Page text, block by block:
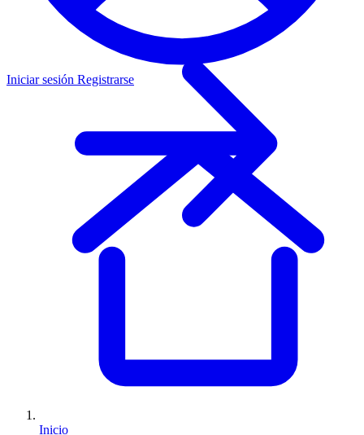
Iniciar sesión Registrarse
Inicio